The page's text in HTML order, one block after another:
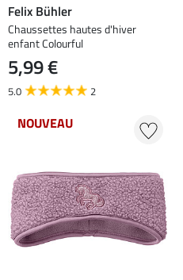
Felix Bühler
Chaussettes hautes d'hiver
enfant Colourful
5,99 €
5.0 2
NOUVEAU